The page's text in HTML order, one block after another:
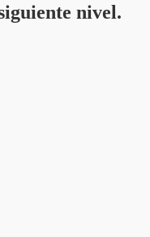
nivel.